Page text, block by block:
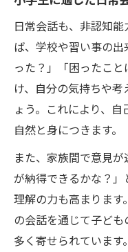
日常会話も、非認知
ば、学校や習い事の
った？」「困ったこ
け、自分の気持ちや
ょう。これにより、
自然と身につきます。
また、家族間で意見
が納得できるかな？
理解の力も高まりま
の会話を通じて子ど
多く寄せられていま